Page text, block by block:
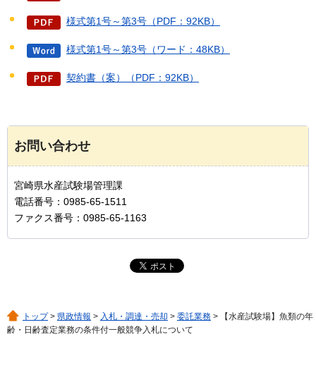
様式第1号～第3号（PDF：92KB）
様式第1号～第3号（ワード：48KB）
契約書（案）（PDF：92KB）
お問い合わせ
宮崎県水産試験場管理課
電話番号：0985-65-1511
ファクス番号：0985-65-1163
トップ> 県政情報 > 入札・調達・売却 > 委託業務 > 【水産試験場】魚類の年
齢・日齢査定業務の条件付一般競争入札について